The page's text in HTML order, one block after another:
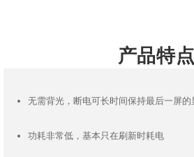
产品特点
无需背光，断电可长时间保持最后一屏的
功耗非常低，基本只在刷新时耗电